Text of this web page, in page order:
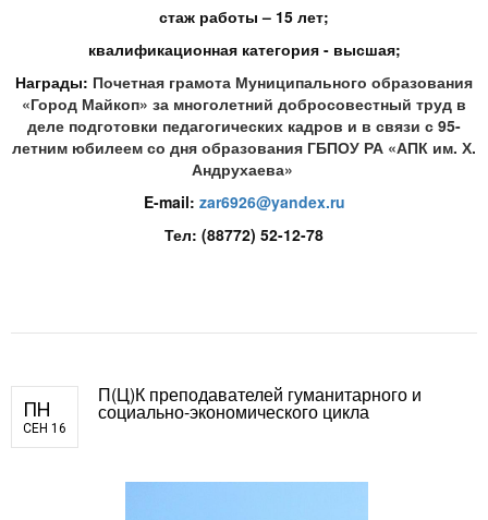
стаж работы – 15 лет;
квалификационная категория - высшая;
Награды: Почетная грамота Муниципального образования
«Город Майкоп» за многолетний добросовестный труд в
деле подготовки педагогических кадров и в связи с 95-
летним юбилеем со дня образования ГБПОУ РА «АПК им. Х.
Андрухаева»
E-mail: zar6926@yandex.ru
Тел: (88772) 52-12-78
ПН
СЕН 16
П(Ц)К преподавателей гуманитарного и
социально-экономического цикла